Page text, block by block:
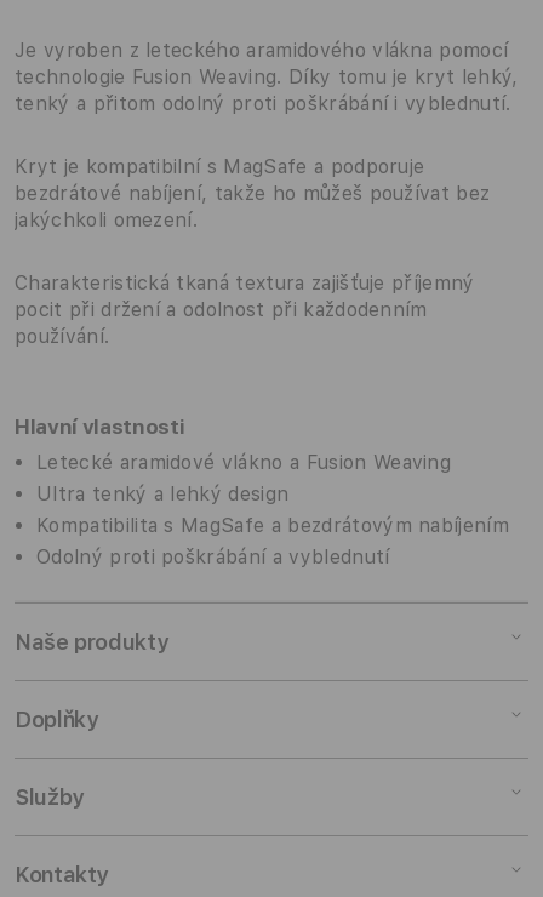
Je vyroben z leteckého aramidového vlákna pomocí
technologie Fusion Weaving. Díky tomu je kryt lehký,
tenký a přitom odolný proti poškrábání i vyblednutí.
Kryt je kompatibilní s MagSafe a podporuje
bezdrátové nabíjení, takže ho můžeš používat bez
jakýchkoli omezení.
Charakteristická tkaná textura zajišťuje příjemný
pocit při držení a odolnost při každodenním
používání.
Hlavní vlastnosti
Letecké aramidové vlákno a Fusion Weaving
Ultra tenký a lehký design
Kompatibilita s MagSafe a bezdrátovým nabíjením
Odolný proti poškrábání a vyblednutí
Naše produkty
iPhone
AirPods
Doplňky
Doplňky pro Mac
Doplňky pro iPhone
Služby
Pronájem
Kontakty